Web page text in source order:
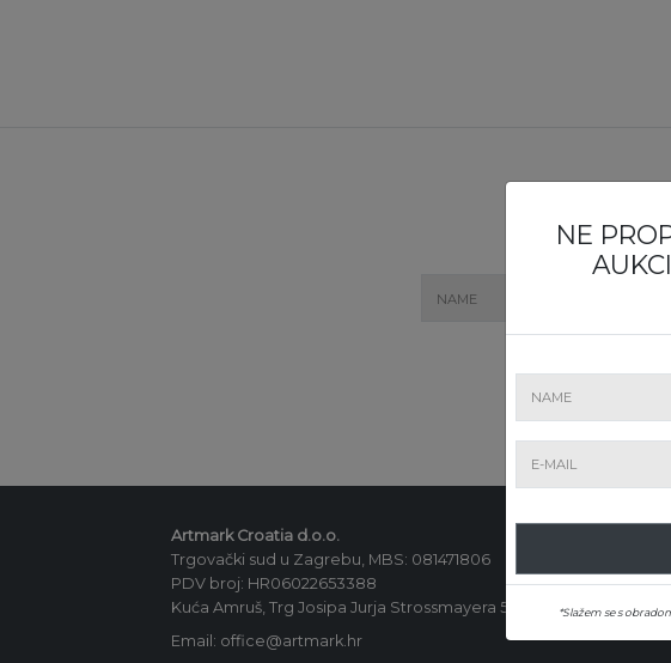
NE
Artmark Croatia d.o.o.
Trgovački sud u Zagrebu, MBS: 081471806
PDV broj: HR06022653388
Kuća Amruš, Trg Josipa Jurja Strossmayera 5, 10000 Zagreb,
Email: office@artmark.hr
NE
*Slažem se s